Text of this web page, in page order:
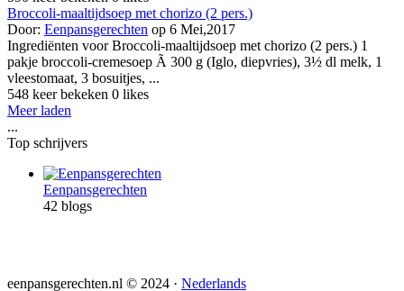
Broccoli-maaltijdsoep met chorizo (2 pers.)
Door: Eenpansgerechten op 6 Mei,2017
Ingrediënten voor Broccoli-maaltijdsoep met chorizo (2 pers.) 1
pakje broccoli-cremesoep Ã 300 g (Iglo, diepvries), 3½ dl melk, 1
vleestomaat, 3 bosuitjes, ...
548 keer bekeken 0 likes
Meer laden
...
Top schrijvers
Eenpansgerechten
42 blogs
eenpansgerechten.nl © 2024 · Nederlands